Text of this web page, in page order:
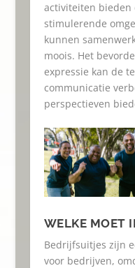
activiteiten bieden
stimulerende
kunnen
moois. Het
expressie kan de
communicatie
perspectieven
WELKE MOET
Bedrijfsuitjes zijn
voor bedrijven,